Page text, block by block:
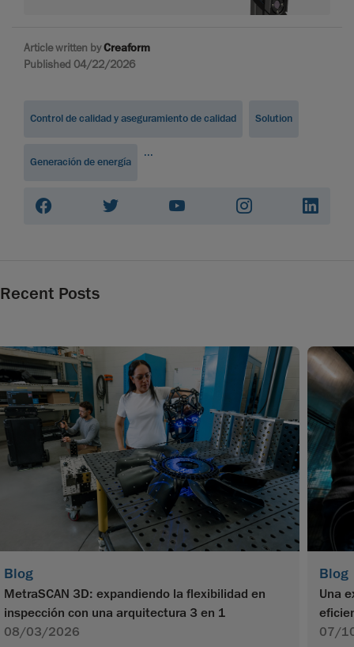
Article written byCreaform
Published 04/22/2026
Control de calidad y aseguramiento de calidad Solution
Generación de energía
...
Recent Posts
Blog
MetraSCAN 3D: expandiendo la flexibilidad en
inspección con una arquitectura 3 en 1
08/03/2026
Blog
Una
07/